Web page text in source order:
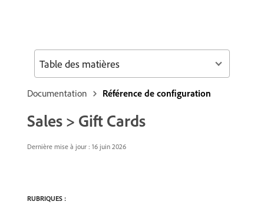
Documentation Référence de configuration
Sales > Gift Cards
Dernière mise à jour : 16 juin 2026
RUBRIQUES :
Table des matières